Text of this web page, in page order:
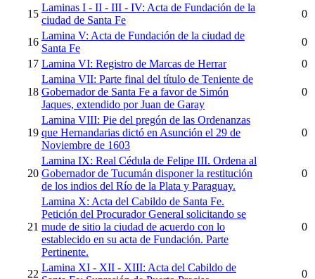
15
Laminas I - II - III - IV: Acta de Fundación de la
ciudad de Santa Fe
0
16
Lamina V: Acta de Fundación de la ciudad de
Santa Fe
0
17 Lamina VI: Registro de Marcas de Herrar 0
18
Lamina VII: Parte final del título de Teniente de
Gobernador de Santa Fe a favor de Simón
Jaques, extendido por Juan de Garay
0
19
Lamina VIII: Pie del pregón de las Ordenanzas
que Hernandarias dictó en Asunción el 29 de
Noviembre de 1603
0
20
Lamina IX: Real Cédula de Felipe III. Ordena al
Gobernador de Tucumán disponer la restitución
de los indios del Río de la Plata y Paraguay.
0
21
Lamina X: Acta del Cabildo de Santa Fe.
Petición del Procurador General solicitando se
mude de sitio la ciudad de acuerdo con lo
establecido en su acta de Fundación. Parte
Pertinente.
0
22
Lamina XI - XII - XIII: Acta del Cabildo de
0